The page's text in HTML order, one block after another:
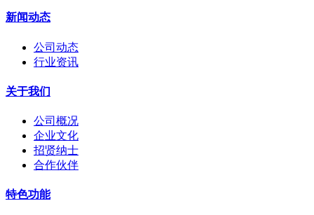
新闻动态
公司动态
行业资讯
关于我们
公司概况
企业文化
招贤纳士
合作伙伴
特色功能